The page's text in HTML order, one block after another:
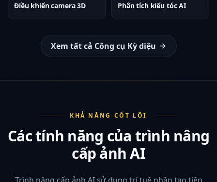
Điều khiển camera 3D Phân tích kiểu tóc AI
Xem tất cả Công cụ Kỳ diệu
KHẢ NĂNG CỐT LÕI
Các tính năng của trình nâng
cấp ảnh AI